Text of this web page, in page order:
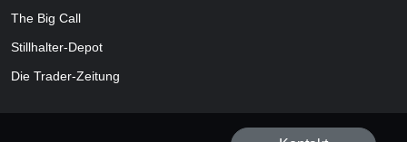
The Big Call
Stillhalter-Depot
Die Trader-Zeitung